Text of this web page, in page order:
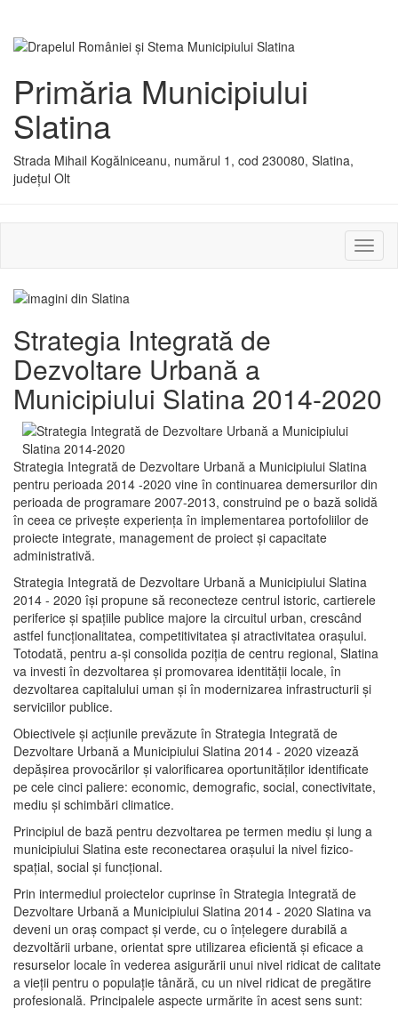
Primăria Municipiului
Slatina
Strada Mihail Kogălniceanu, numărul 1, cod 230080, Slatina,
județul Olt
sau
Strategia Integrată de
Dezvoltare Urbană a
Municipiului Slatina 2014-2020
Strategia Integrată de Dezvoltare Urbană a Municipiului Slatina
pentru perioada 2014 -2020 vine în continuarea demersurilor din
perioada de programare 2007-2013, construind pe o bază solidă
în ceea ce priveşte experienţa în implementarea portofoliilor de
proiecte integrate, management de proiect și capacitate
administrativă.
Strategia Integrată de Dezvoltare Urbană a Municipiului Slatina
2014 - 2020 își propune să reconecteze centrul istoric, cartierele
periferice şi spaţiile publice majore la circuitul urban, crescând
astfel funcţionalitatea, competitivitatea şi atractivitatea oraşului.
Totodată, pentru a-şi consolida poziţia de centru regional, Slatina
va investi în dezvoltarea şi promovarea identităţii locale, în
dezvoltarea capitalului uman şi în modernizarea infrastructurii şi
serviciilor publice.
Obiectivele şi acţiunile prevăzute în Strategia Integrată de
Dezvoltare Urbană a Municipiului Slatina 2014 - 2020 vizează
depășirea provocărilor şi valorificarea oportunităţilor identificate
pe cele cinci paliere: economic, demografic, social, conectivitate,
mediu şi schimbări climatice.
Principiul de bază pentru dezvoltarea pe termen mediu şi lung a
municipiului Slatina este reconectarea oraşului la nivel fizico-
spaţial, social şi funcţional.
Prin intermediul proiectelor cuprinse în Strategia Integrată de
Dezvoltare Urbană a Municipiului Slatina 2014 - 2020 Slatina va
deveni un oraş compact şi verde, cu o înţelegere durabilă a
dezvoltării urbane, orientat spre utilizarea eficientă şi eficace a
resurselor locale în vederea asigurării unui nivel ridicat de calitate
a vieţii pentru o populaţie tânără, cu un nivel ridicat de pregătire
profesională. Principalele aspecte urmărite în acest sens sunt: